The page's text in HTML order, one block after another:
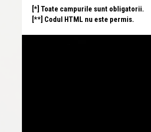
[*] Toate campurile sunt obligatorii.
[**] Codul HTML nu este permis.